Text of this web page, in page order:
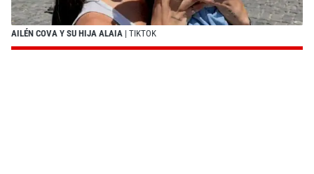
AILÉN COVA Y SU HIJA ALAIA | TIKTOK